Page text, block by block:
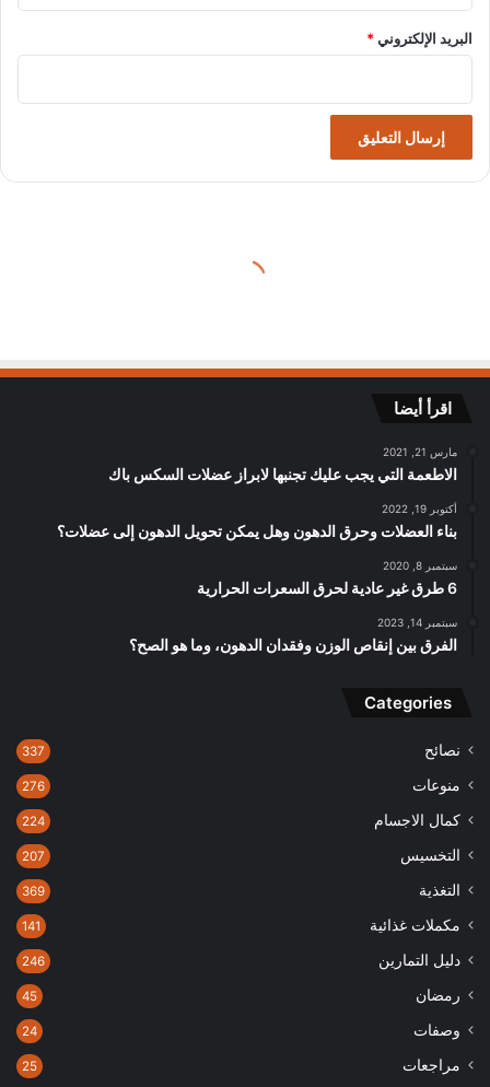
البريد الإلكتروني*
اقرأ أيضا
مارس 21, 2021
الاطعمة التي يجب عليك تجنبها لابراز عضلات السكس باك
أكتوبر 19, 2022
بناء العضلات وحرق الدهون وهل يمكن تحويل الدهون إلى عضلات؟
سبتمبر 8, 2020
6 طرق غير عادية لحرق السعرات الحرارية
سبتمبر 14, 2023
الفرق بين إنقاص الوزن وفقدان الدهون، وما هو الصح؟
Categories
نصائح 337
منوعات 276
كمال الاجسام 224
التخسيس 207
التغذية 369
مكملات غذائية 141
دليل التمارين 246
رمضان 45
وصفات 24
مراجعات 25